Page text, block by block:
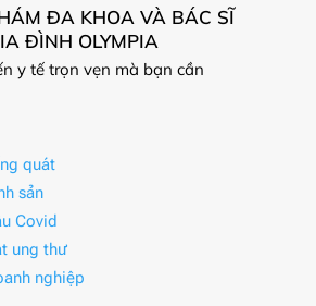
ĐA KHOA VÀ BÁC SĨ
ĐÌNH OLYMPIA
y tế trọn vẹn mà bạn cần
quát
sản
Covid
ung thư
nghiệp